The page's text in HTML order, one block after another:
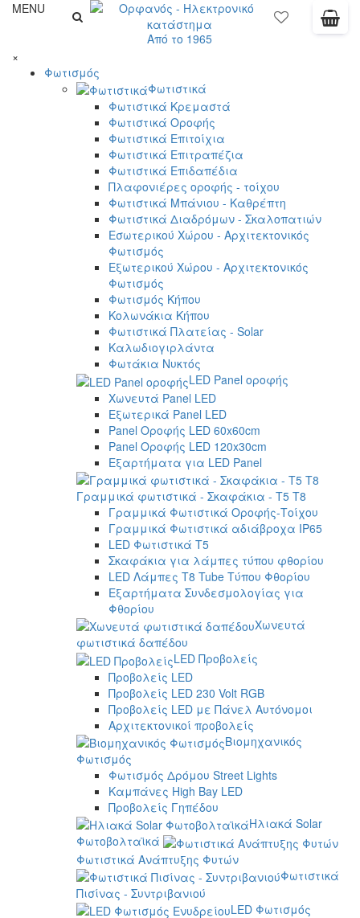
MENU
Από το 1965
×
Φωτισμός
Φωτιστικά
Φωτιστικά Κρεμαστά
Φωτιστικά Οροφής
Φωτιστικά Επιτοίχια
Φωτιστικά Επιτραπέζια
Φωτιστικά Επιδαπέδια
Πλαφονιέρες οροφής - τοίχου
Φωτιστικά Μπάνιου - Καθρέπτη
Φωτιστικά Διαδρόμων - Σκαλοπατιών
Εσωτερικού Χώρου - Αρχιτεκτονικός
Φωτισμός
Εξωτερικού Χώρου - Αρχιτεκτονικός
Φωτισμός
Φωτισμός Κήπου
Κολωνάκια Κήπου
Φωτιστικά Πλατείας - Solar
Καλωδιογιρλάντα
Φωτάκια Νυκτός
LED Panel οροφής
Χωνευτά Panel LED
Εξωτερικά Panel LED
Panel Οροφής LED 60x60cm
Panel Οροφής LED 120x30cm
Εξαρτήματα για LED Panel
Γραμμικά φωτιστικά - Σκαφάκια - Τ5 T8
Γραμμικά Φωτιστικά Οροφής-Τοίχου
Γραμμικά Φωτιστικά αδιάβροχα IP65
LED Φωτιστικά T5
Σκαφάκια για λάμπες τύπου φθορίου
LED Λάμπες T8 Tube Τύπου Φθορίου
Εξαρτήματα Συνδεσμολογίας για
Φθορίου
Χωνευτά
φωτιστικά δαπέδου
LED Προβολείς
Προβολείς LED
Προβολείς LED 230 Volt RGB
Προβολείς LED με Πάνελ Αυτόνομοι
Αρχιτεκτονικοί προβολείς
Βιομηχανικός
Φωτισμός
Φωτισμός Δρόμου Street Lights
Καμπάνες High Bay LED
Προβολείς Γηπέδου
Ηλιακά Solar
Φωτοβολταϊκά
Φωτιστικά Ανάπτυξης Φυτών
Φωτιστικά
Πισίνας - Συντριβανιού
LED Φωτισμός